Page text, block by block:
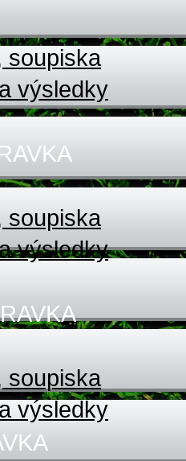
soupiska
výsledky
soupiska
výsledky
soupiska
výsledky